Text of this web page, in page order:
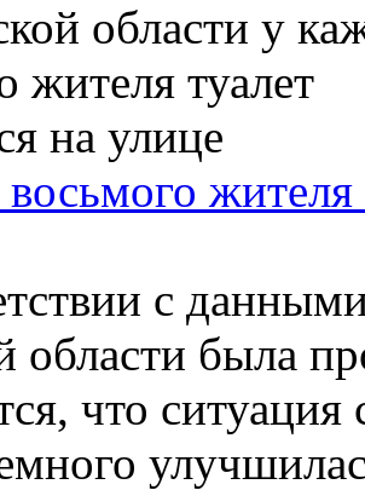
жителя
с
области была
что